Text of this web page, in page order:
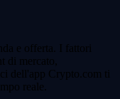
e offerta. I fattori
di mercato,
dell'app Crypto.com ti
reale.